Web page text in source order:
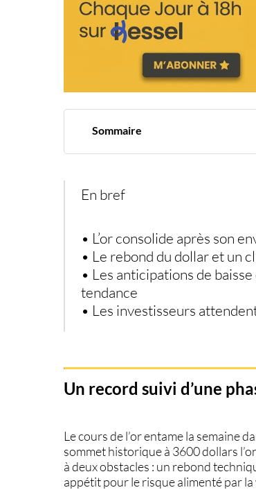
Sommaire
Des catalyseurs attendus dans les
En bref
• L’or consolide après son
• Le rebond du dollar et un
• Les anticipations de
tendance
• Les investisseurs
Un record suivi d’une
Lecours de l’orentame la semaine
sommet historique à 3600 dollars
à deux obstacles : un rebond
appétit pour le risque alimenté par